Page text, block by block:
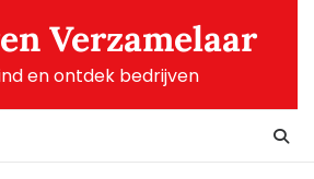
Verzamelaar
en ontdek bedrijven